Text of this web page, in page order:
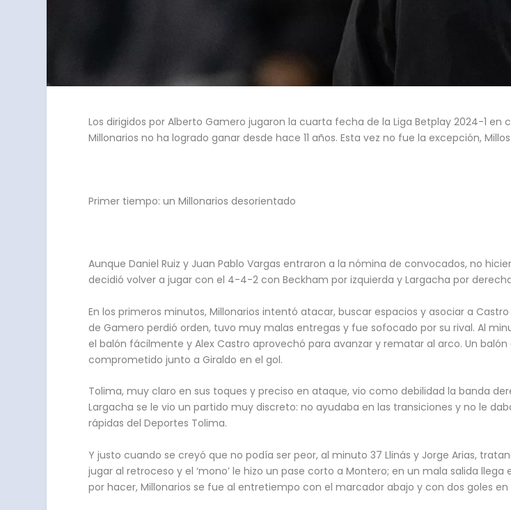
Los dirigidos por Alberto Gamero jugaron la cuarta fecha de la Liga Betplay 2024-1
Millonarios no ha logrado ganar desde hace 11 años. Esta vez no fue la excepción,
Primer tiempo: un Millonarios desorientado
Aunque Daniel Ruiz y Juan Pablo Vargas entraron a la nómina de convocados, no
decidió volver a jugar con el 4-4-2 con Beckham por izquierda y Largacha por
En los primeros minutos, Millonarios intentó atacar, buscar espacios y asociar a
de Gamero perdió orden, tuvo muy malas entregas y fue sofocado por su rival.Al
el balón fácilmente y Alex Castro aprovechó para avanzar y rematar al arco. Un
comprometido junto a Giraldo en el gol.
Tolima, muy claro en sus toques y preciso en ataque, vio como debilidad la banda
Largacha se le vio un partido muy discreto: no ayudaba en las transiciones y no le
rápidas del Deportes Tolima.
Y justo cuando se creyó que no podía ser peor, al minuto 37 Llinás y Jorge Arias,
jugar al retroceso y el ‘mono’ le hizo un pase corto a Montero; en un mala salida
por hacer, Millonarios se fue al entretiempo con el marcador abajo y con dos goles